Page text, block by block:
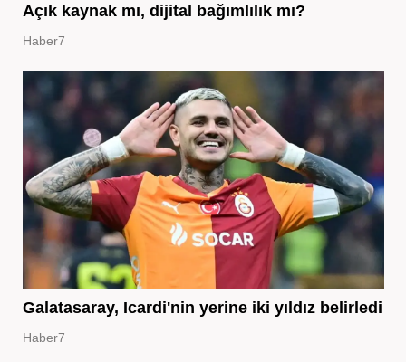
Açık kaynak mı, dijital bağımlılık mı?
Haber7
Galatasaray, Icardi'nin yerine iki yıldız belirledi
Haber7